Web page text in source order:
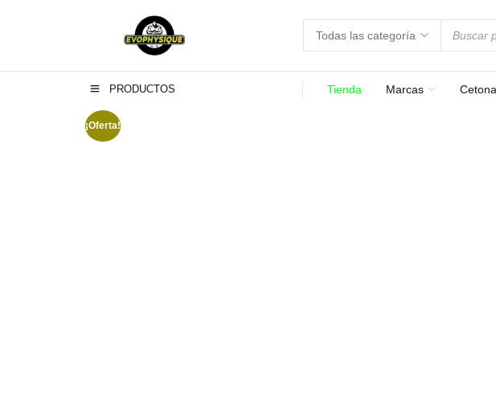
PRODUCTOS Tienda Marcas
¡Oferta!